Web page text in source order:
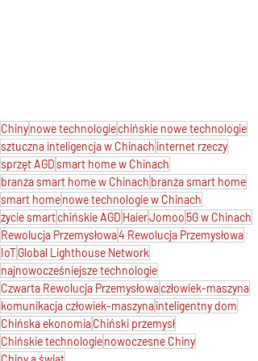
Chinynowe technologiechińskie nowe technologie
sztuczna inteligencja w Chinach internet rzeczy
sprzęt AGDsmart home w Chinach
branża smart home w Chinach branża smart home
smart homenowe technologie w Chinach
życie smartchińskie AGD HaierJomoo 5G w Chinach
Rewolucja Przemysłowa4 Rewolucja Przemysłowa
IoTGlobal Lighthouse Network
najnowocześniejsze technologie
Czwarta Rewolucja Przemysłowaczłowiek-maszyna
komunikacja człowiek-maszynainteligentny dom
Chińska ekonomiaChiński przemysł
Chińskie technologienowoczesne Chiny